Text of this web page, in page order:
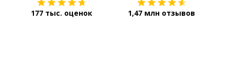
177 тыс. оценок 1,47 млн отзывов